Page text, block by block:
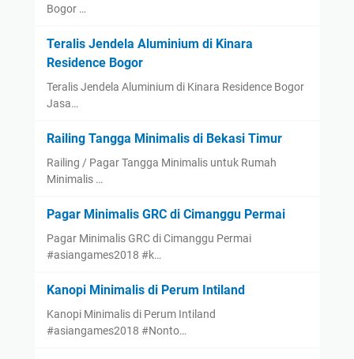
Bogor …
Teralis Jendela Aluminium di Kinara
Residence Bogor
Teralis Jendela Aluminium di Kinara Residence Bogor
Jasa…
Railing Tangga Minimalis di Bekasi Timur
Railing / Pagar Tangga Minimalis untuk Rumah
Minimalis …
Pagar Minimalis GRC di Cimanggu Permai
Pagar Minimalis GRC di Cimanggu Permai
#asiangames2018 #k…
Kanopi Minimalis di Perum Intiland
Kanopi Minimalis di Perum Intiland
#asiangames2018 #Nonto…